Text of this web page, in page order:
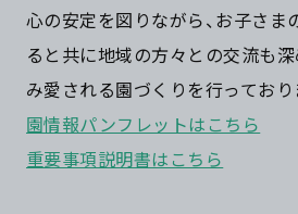
心の安定を図りながら、お子さま
ると共に地域の方々との交流も深
み愛される園づくりを行っており
園情報パンフレットはこちら
重要事項説明書はこちら